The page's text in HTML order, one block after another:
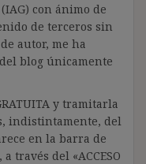
con ánimo de
de terceros sin
autor, me ha
blog únicamente
y tramitarla
indistintamente, del
en la barra de
través del «ACCESO